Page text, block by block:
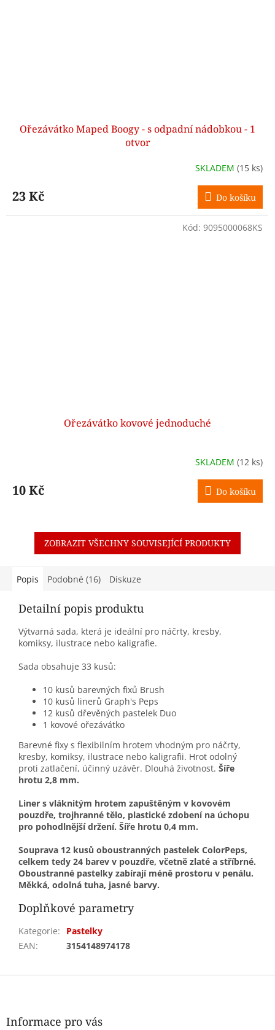
Ořezávátko Maped Boogy - s odpadní nádobkou - 1
otvor
SKLADEM (15 ks)
23 Kč Do košíku
Ořezávátko kovové jednoduché
SKLADEM (12 ks)
10 Kč Do košíku
Kód: 9095000068KS
ZOBRAZIT VŠECHNY SOUVISEJÍCÍ PRODUKTY
Popis Podobné (16) Diskuze
Detailní popis produktu
Výtvarná sada, která je ideální pro náčrty, kresby,
komiksy, ilustrace nebo kaligrafie.
Sada obsahuje 33 kusů:
10 kusů barevných fixů Brush
10 kusů linerů Graph's Peps
12 kusů dřevěných pastelek Duo
1 kovové ořezávátko
Barevné fixy s flexibilním hrotem vhodným pro náčrty,
kresby, komiksy, ilustrace nebo kaligrafii. Hrot odolný
proti zatlačení, účinný uzávěr. Dlouhá životnost. Šíře
hrotu 2,8 mm.
Liner s vláknitým hrotem zapuštěným v kovovém
pouzdře, trojhranné tělo, plastické zdobení na úchopu
pro pohodlnější držení. Šíře hrotu 0,4 mm.
Souprava 12 kusů oboustranných pastelek ColorPeps,
celkem tedy 24 barev v pouzdře, včetně zlaté a stříbrné.
Oboustranné pastelky zabírají méně prostoru v penálu.
Měkká, odolná tuha, jasné barvy.
Doplňkové parametry
Kategorie:
Pastelky
EAN: 3154148974178
Z
Informace pro vás